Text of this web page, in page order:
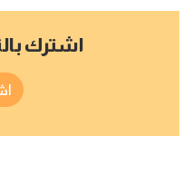
اشترك